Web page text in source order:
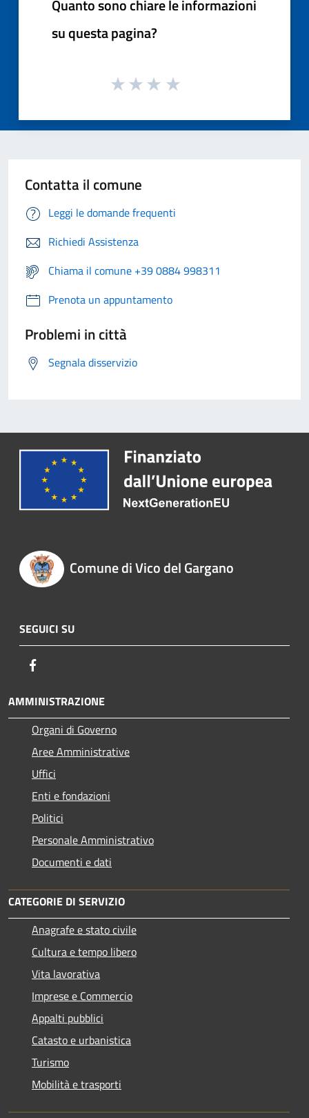
Quanto sono chiare le informazioni
su questa pagina?
Contatta il comune
Leggi le domande frequenti
Richiedi Assistenza
Chiama il comune +39 0884 998311
Prenota un appuntamento
Problemi in città
Segnala disservizio
Comune di Vico del Gargano
SEGUICI SU
AMMINISTRAZIONE
Organi di Governo
Aree Amministrative
Uffici
Enti e fondazioni
Politici
Personale Amministrativo
Documenti e dati
CATEGORIE DI SERVIZIO
Anagrafe e stato civile
Cultura e tempo libero
Vita lavorativa
Imprese e Commercio
Appalti pubblici
Catasto e urbanistica
Turismo
Mobilità e trasporti